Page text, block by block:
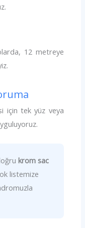
12 metreye
için tek yüz veya
krom sac
listemize